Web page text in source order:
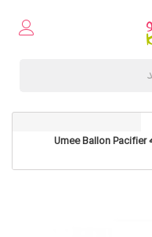
پستانک 2 عددی 6-0 ماه بادامی نارنجی آبی یومه Umee Ballon Pacifier